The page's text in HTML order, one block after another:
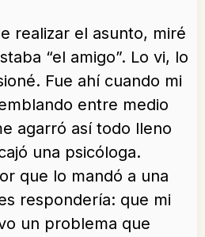
realizar el asunto, miré
“el amigo”. Lo vi, lo
Fue ahí cuando mi
entre medio
agarró así todo lleno
una psicóloga.
que lo mandó a una
respondería: que mi
un problema que